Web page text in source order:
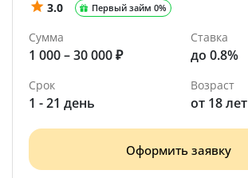
3.0 Первый займ 0%
Сумма
1 000 – 30 000 ₽
Ставка
до 0.8%
Срок
1 - 21 день
Возраст
от 18 лет
Оформить заявку